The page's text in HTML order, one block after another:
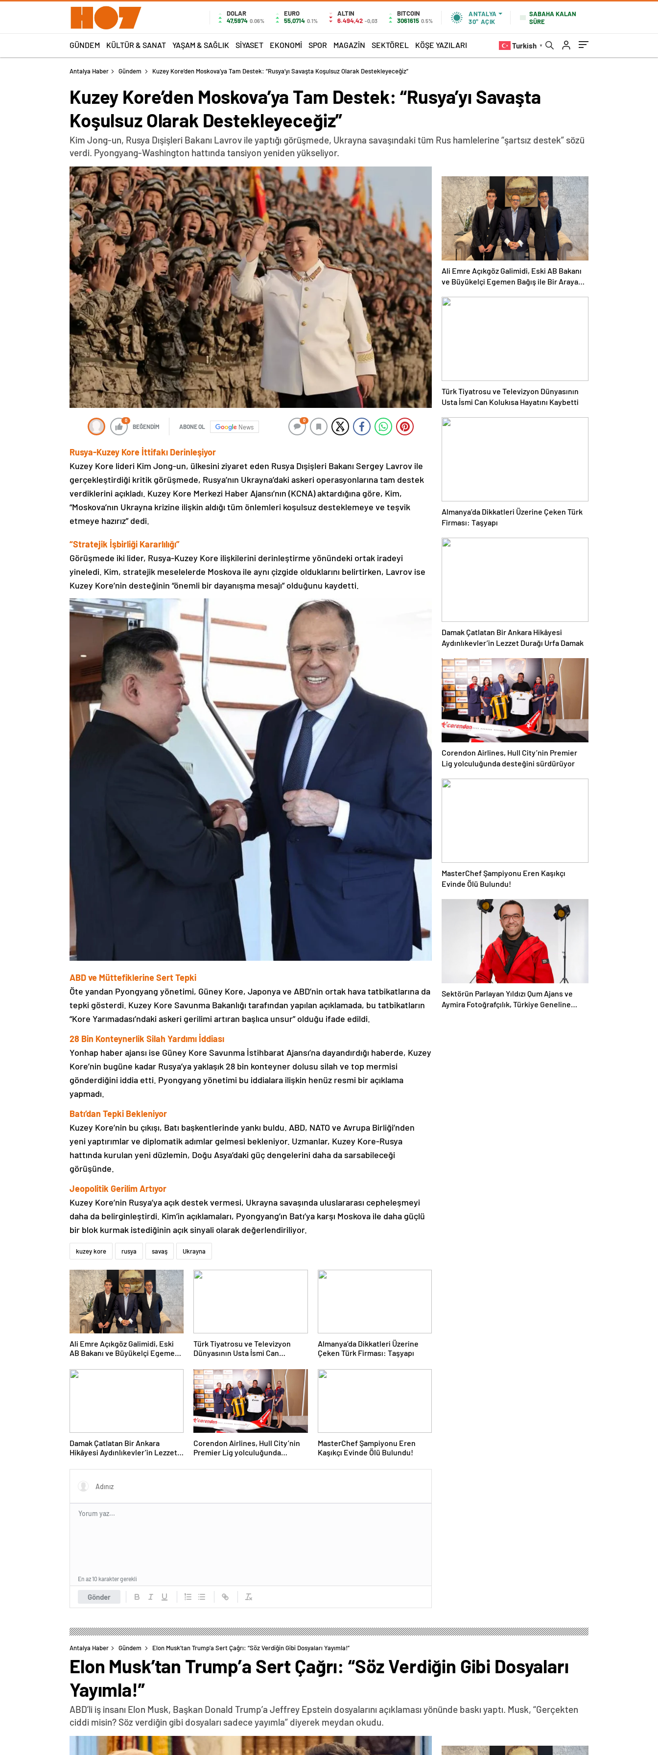
DOLAR
47,5974 0.06%
EURO
55,0714 0.1%
ALTIN
6.494,42 -0,03
BITCOIN
3061615 0.5%
ANTALYA
30° AÇIK
SABAHA KALAN
SÜRE
GÜNDEM KÜLTÜR & SANAT YAŞAM & SAĞLIK SIYASET EKONOMI SPOR MAGAZIN SEKTÖREL KÖŞE YAZILARI Turkish ▼
Antalya Haber Gündem Kuzey Kore’den Moskova’ya Tam Destek: “Rusya’yı Savaşta Koşulsuz Olarak Destekleyeceğiz”
Kuzey Kore’den Moskova’ya Tam Destek: “Rusya’yı Savaşta
Koşulsuz Olarak Destekleyeceğiz”
Kim Jong-un, Rusya Dışişleri Bakanı Lavrov ile yaptığı görüşmede, Ukrayna savaşındaki tüm Rus hamlelerine “şartsız destek” sözü
verdi. Pyongyang-Washington hattında tansiyon yeniden yükseliyor.
0
BEĞENDİM ABONE OL News
0
Rusya-Kuzey Kore İttifakı Derinleşiyor
Kuzey Kore lideri Kim Jong-un, ülkesini ziyaret eden Rusya Dışişleri Bakanı Sergey Lavrov ile
gerçekleştirdiği kritik görüşmede, Rusya’nın Ukrayna’daki askeri operasyonlarına tam destek
verdiklerini açıkladı. Kuzey Kore Merkezi Haber Ajansı’nın (KCNA) aktardığına göre, Kim,
“Moskova’nın Ukrayna krizine ilişkin aldığı tüm önlemleri koşulsuz desteklemeye ve teşvik
etmeye hazırız” dedi.
“Stratejik İşbirliği Kararlılığı”
Görüşmede iki lider, Rusya-Kuzey Kore ilişkilerini derinleştirme yönündeki ortak iradeyi
yineledi. Kim, stratejik meselelerde Moskova ile aynı çizgide olduklarını belirtirken, Lavrov ise
Kuzey Kore’nin desteğinin “önemli bir dayanışma mesajı” olduğunu kaydetti.
ABD ve Müttefiklerine Sert Tepki
Öte yandan Pyongyang yönetimi, Güney Kore, Japonya ve ABD’nin ortak hava tatbikatlarına da
tepki gösterdi. Kuzey Kore Savunma Bakanlığı tarafından yapılan açıklamada, bu tatbikatların
“Kore Yarımadası’ndaki askeri gerilimi artıran başlıca unsur” olduğu ifade edildi.
28 Bin Konteynerlik Silah Yardımı İddiası
Yonhap haber ajansı ise Güney Kore Savunma İstihbarat Ajansı’na dayandırdığı haberde, Kuzey
Kore’nin bugüne kadar Rusya’ya yaklaşık 28 bin konteyner dolusu silah ve top mermisi
gönderdiğini iddia etti. Pyongyang yönetimi bu iddialara ilişkin henüz resmi bir açıklama
yapmadı.
Batı’dan Tepki Bekleniyor
Kuzey Kore’nin bu çıkışı, Batı başkentlerinde yankı buldu. ABD, NATO ve Avrupa Birliği’nden
yeni yaptırımlar ve diplomatik adımlar gelmesi bekleniyor. Uzmanlar, Kuzey Kore-Rusya
hattında kurulan yeni düzlemin, Doğu Asya’daki güç dengelerini daha da sarsabileceği
görüşünde.
Jeopolitik Gerilim Artıyor
Kuzey Kore’nin Rusya’ya açık destek vermesi, Ukrayna savaşında uluslararası cepheleşmeyi
daha da belirginleştirdi. Kim’in açıklamaları, Pyongyang’ın Batı’ya karşı Moskova ile daha güçlü
bir blok kurmak istediğinin açık sinyali olarak değerlendiriliyor.
kuzey kore rusya savaş Ukrayna
Ali Emre Açıkgöz Galimidi, Eski
AB Bakanı ve Büyükelçi Egemen
Türk Tiyatrosu ve Televizyon
Dünyasının Usta İsmi Can
Almanya’da Dikkatleri Üzerine
Çeken Türk Firması: Taşyapı
Damak Çatlatan Bir Ankara
Hikâyesi Aydınlıkevler’in Lezzet
Corendon Airlines, Hull City’nin
Premier Lig yolculuğunda
MasterChef Şampiyonu Eren
Kaşıkçı Evinde Ölü Bulundu!
Gönder
En az 10 karakter gerekli
Ali Emre Açıkgöz Galimidi, Eski AB Bakanı
ve Büyükelçi Egemen Bağış ile Bir Araya
Türk Tiyatrosu ve Televizyon Dünyasının
Usta İsmi Can Kolukısa Hayatını Kaybetti
Almanya’da Dikkatleri Üzerine Çeken Türk
Firması: Taşyapı
Damak Çatlatan Bir Ankara Hikâyesi
Aydınlıkevler’in Lezzet Durağı Urfa Damak
Corendon Airlines, Hull City’nin Premier
Lig yolculuğunda desteğini sürdürüyor
MasterChef Şampiyonu Eren Kaşıkçı
Evinde Ölü Bulundu!
Sektörün Parlayan Yıldızı Qum Ajans ve
Aymira Fotoğrafçılık, Türkiye Geneline
Antalya Haber Gündem Elon Musk’tan Trump’a Sert Çağrı: “Söz Verdiğin Gibi Dosyaları Yayımla!”
Elon Musk’tan Trump’a Sert Çağrı: “Söz Verdiğin Gibi Dosyaları
Yayımla!”
ABD’li iş insanı Elon Musk, Başkan Donald Trump’a Jeffrey Epstein dosyalarını açıklaması yönünde baskı yaptı. Musk, “Gerçekten
ciddi misin? Söz verdiğin gibi dosyaları sadece yayımla” diyerek meydan okudu.